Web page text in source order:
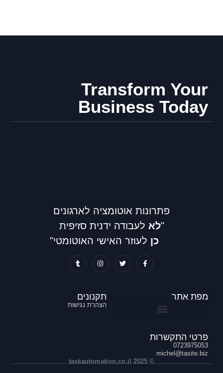
Transform Your
Business Today
פתרונות אוטומציה לארגונים
"לא לעבודה ידנית סזיפית
כן לעוזר האישי האוטומטי"
מפת אתר תקנונים
הצהרת נגישות
פרטי התקשרות
0723975053
michel@tasite.biz‏
© 2025 taskautomation.co.il